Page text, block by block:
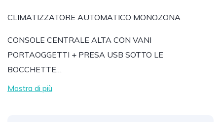
CLIMATIZZATORE AUTOMATICO MONOZONA
CONSOLE CENTRALE ALTA CON VANI
PORTAOGGETTI + PRESA USB SOTTO LE
BOCCHETTE…
Mostra di più